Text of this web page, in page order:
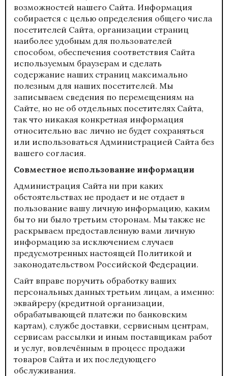
возможностей нашего Сайта. Информация
собирается с целью определения общего числа
посетителей Сайта, организации страниц
наиболее удобным для пользователей
способом, обеспечения соответствия Сайта
используемым браузерам и сделать
содержание наших страниц максимально
полезным для наших посетителей. Мы
записываем сведения по перемещениям на
Сайте, но не об отдельных посетителях Сайта,
так что никакая конкретная информация
относительно вас лично не будет сохраняться
или использоваться Администрацией Сайта без
вашего согласия.
Совместное использование информации
Администрация Сайта ни при каких
обстоятельствах не продает и не отдает в
пользование вашу личную информацию, каким
бы то ни было третьим сторонам. Мы также не
раскрываем предоставленную вами личную
информацию за исключением случаев
предусмотренных настоящей Политикой и
законодательством Российской Федерации.
Сайт вправе поручить обработку ваших
персональных данных третьим лицам, а именно:
эквайреру (кредитной организации,
обрабатывающей платежи по банковским
картам), службе доставки, сервисным центрам,
сервисам рассылки и иным поставщикам работ
и услуг, вовлечённым в процесс продажи
товаров Сайта и их последующего
обслуживания.